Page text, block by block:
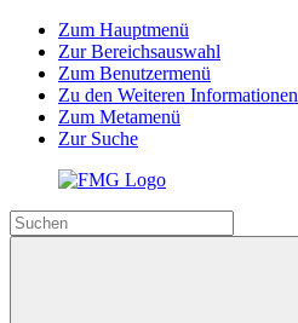
Zum Hauptmenü
Zur Bereichsauswahl
Zum Benutzermenü
Zu den Weiteren Informationen
Zum Metamenü
Zur Suche